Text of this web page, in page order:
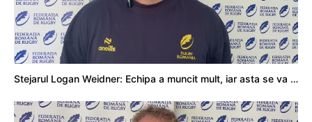
Stejarul Logan Weidner: Echipa a muncit mult, iar asta se va vedea în meciurile de la Nations Cup